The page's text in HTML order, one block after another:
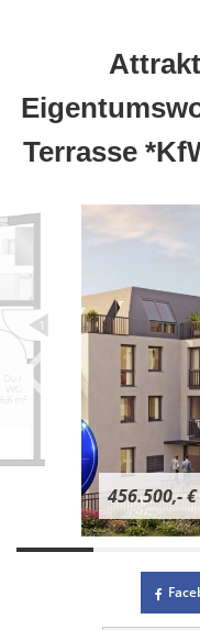
Terrasse
456.500,- €